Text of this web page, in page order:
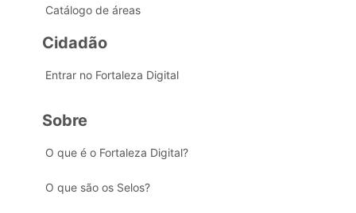
Catálogo de áreas
Cidadão
Entrar no Fortaleza Digital
Sobre
O que é o Fortaleza Digital?
O que são os Selos?